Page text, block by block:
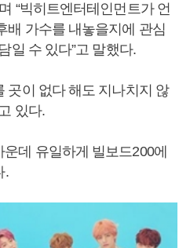
“빅히트엔터테인먼트가 언
배 가수를 내놓을지에 관심
일 수 있다”고 말했다.
곳이 없다 해도 지나치지 않
있다.
데 유일하게 빌보드200에
.